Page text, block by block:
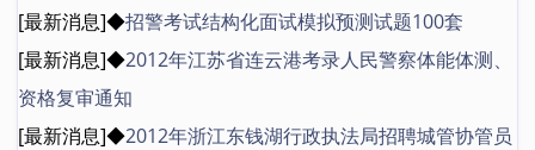
[最新消息]◆招警考试结构化面试模拟预测试题100套
[最新消息]◆2012年江苏省连云港考录人民警察体能体测、
资格复审通知
[最新消息]◆2012年浙江东钱湖行政执法局招聘城管协管员